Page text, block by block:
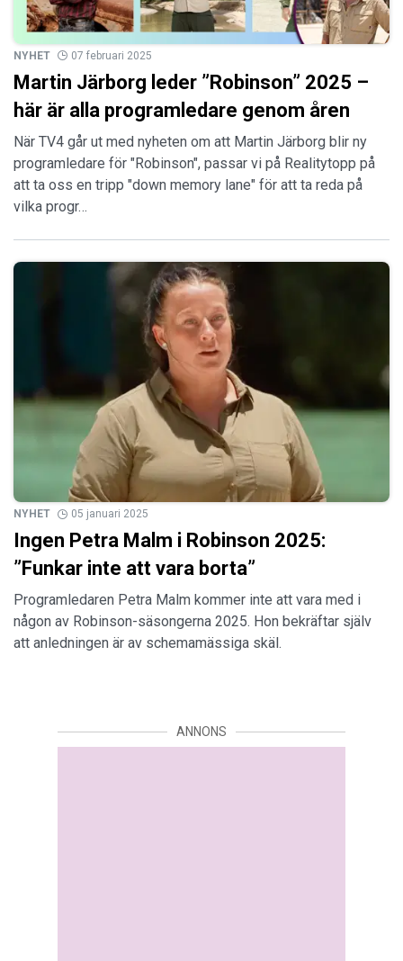
NYHET 07 februari 2025
Martin Järborg leder ”Robinson” 2025 –
här är alla programledare genom åren
När TV4 går ut med nyheten om att Martin Järborg blir ny
programledare för "Robinson", passar vi på Realitytopp på
att ta oss en tripp "down memory lane" för att ta reda på
vilka progr…
NYHET 05 januari 2025
Ingen Petra Malm i Robinson 2025:
”Funkar inte att vara borta”
Programledaren Petra Malm kommer inte att vara med i
någon av Robinson-säsongerna 2025. Hon bekräftar själv
att anledningen är av schemamässiga skäl.
ANNONS